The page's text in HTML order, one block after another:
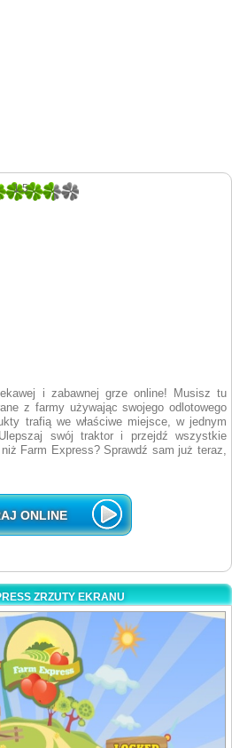
1.5
i zabawnej grze online! Musisz tu
z farmy używając swojego odlotowego
trafią we właściwe miejsce, w jednym
swój traktor i przejdź wszystkie
Farm Express? Sprawdź sam już teraz,
ONLINE
ZRZUTY EKRANU